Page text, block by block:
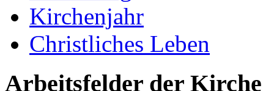
Kirchenjahr
Christliches Leben
Arbeitsfelder der Kirche